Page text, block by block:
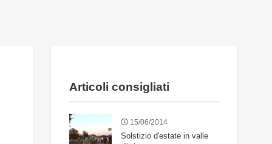
Articoli consigliati
15/06/2014
Solstizio d'estate in valle